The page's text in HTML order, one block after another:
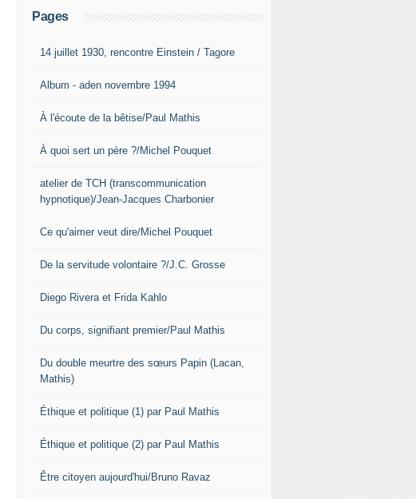
Pages
14 juillet 1930, rencontre Einstein / Tagore
Album - aden novembre 1994
À l'écoute de la bêtise/Paul Mathis
À quoi sert un père ?/Michel Pouquet
atelier de TCH (transcommunication
hypnotique)/Jean-Jacques Charbonier
Ce qu'aimer veut dire/Michel Pouquet
De la servitude volontaire ?/J.C. Grosse
Diego Rivera et Frida Kahlo
Du corps, signifiant premier/Paul Mathis
Du double meurtre des sœurs Papin (Lacan,
Mathis)
Éthique et politique (1) par Paul Mathis
Éthique et politique (2) par Paul Mathis
Être citoyen aujourd'hui/Bruno Ravaz